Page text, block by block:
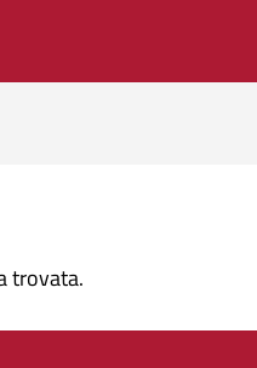
trovata.